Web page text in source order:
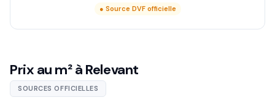
● Source DVF officielle
Prix au m² à Relevant
SOURCES OFFICIELLES